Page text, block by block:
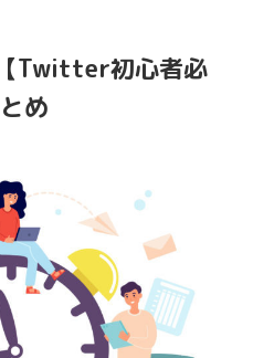
Twitter初心者必
め